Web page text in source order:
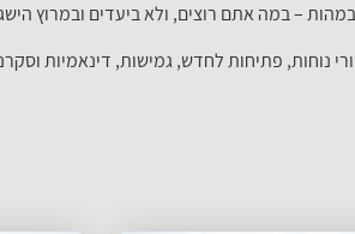
– במה אתם רוצים, ולא ביעדים ובמרוץ
נוחות, פתיחות לחדש, גמישות, דינאמיות